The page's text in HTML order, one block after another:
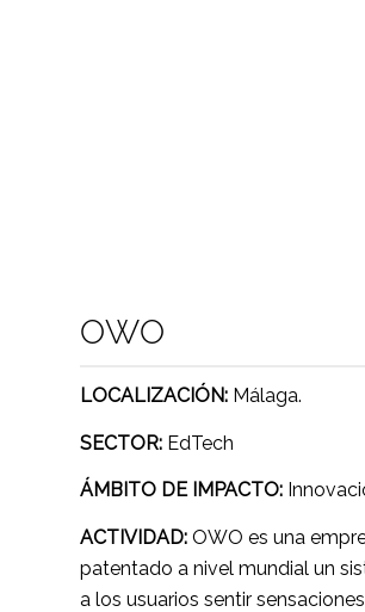
OWO
LOCALIZACIÓN: Málaga.
SECTOR: EdTech
ÁMBITO DE IMPACTO:
ACTIVIDAD: OWO es una
patentado a nivel mundial un
a los usuarios sentir